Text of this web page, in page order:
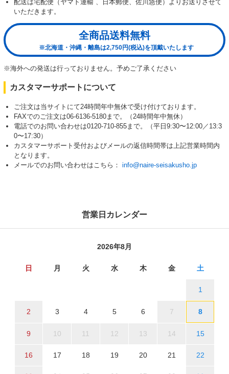
配送は宅配便（ヤマト運輸 、日本郵便、佐川急便）よりお送りさせて
いただきます。
全商品送料無料
※北海道・沖縄・離島は2,750円(税込)を頂戴いたします
※海外への発送は行っておりません。予めご了承ください
カスタマーサポートについて
ご注文は当サイトにて24時間年中無休で受け付けております。
FAXでのご注文は06-6136-5180まで。（24時間年中無休）
電話でのお問い合わせは0120-710-855まで。（平日9:30〜12:00／13:3
0〜17:30）
カスタマーサポート受付およびメールの返信時間帯は上記営業時間内
となります。
メールでのお問い合わせはこちら： info@naire-seisakusho.jp
営業日カレンダー
2026年8月
日 月 火 水 木 金 土
1
2 3 4 5 6 7 8
9 10 11 12 13 14 15
16 17 18 19 20 21 22